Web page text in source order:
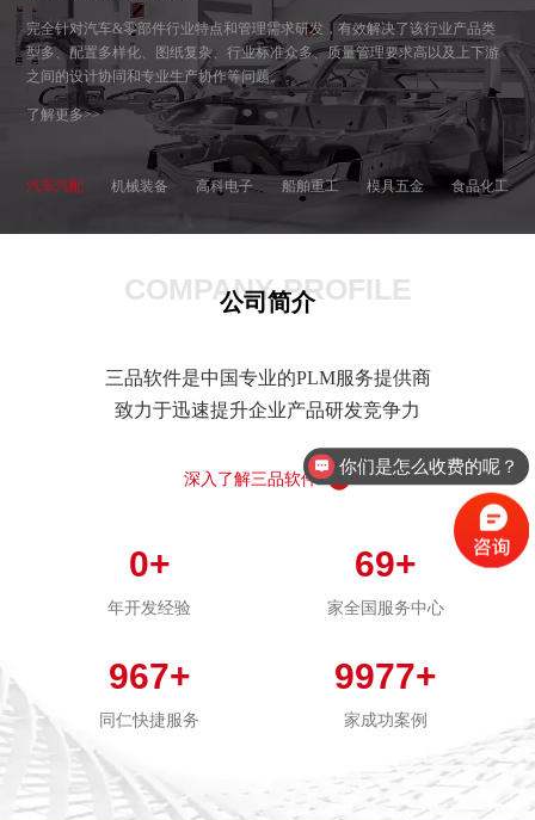
完全针对汽车&零部件行业特点和管理需求研发，有效解决了该行业产品类
型多、配置多样化、图纸复杂、行业标准众多、质量管理要求高以及上下游
之间的设计协同和专业生产协作等问题。
了解更多>>
汽车汽配 机械装备 高科电子 船舶重工 模具五金 食品化工
COMPANY PROFILE
公司简介
三品软件是中国专业的PLM服务提供商
致力于迅速提升企业产品研发竞争力
深入了解三品软件
0+
年开发经验
69+
家全国服务中心
967+
同仁快捷服务
9977+
家成功案例
你们是怎么收费的呢？